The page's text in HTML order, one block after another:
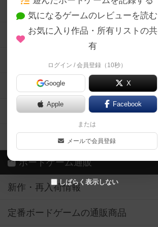
気になるゲームのレビューを読む
お気に入り作品・所有リストの共
有
ログイン / 会員登録（10秒）
Google X
Apple Facebook
または
メールで会員登録
しばらく表示しない
ボードゲーム会情報
メカニクス特集
掲示板・トピックス
ボドとも・会員一覧
ボードゲーム業界コラム
ボドゲーマご利用案内
ボードゲーム通販
新作・再入荷情報
定番ボードゲームの通販商品